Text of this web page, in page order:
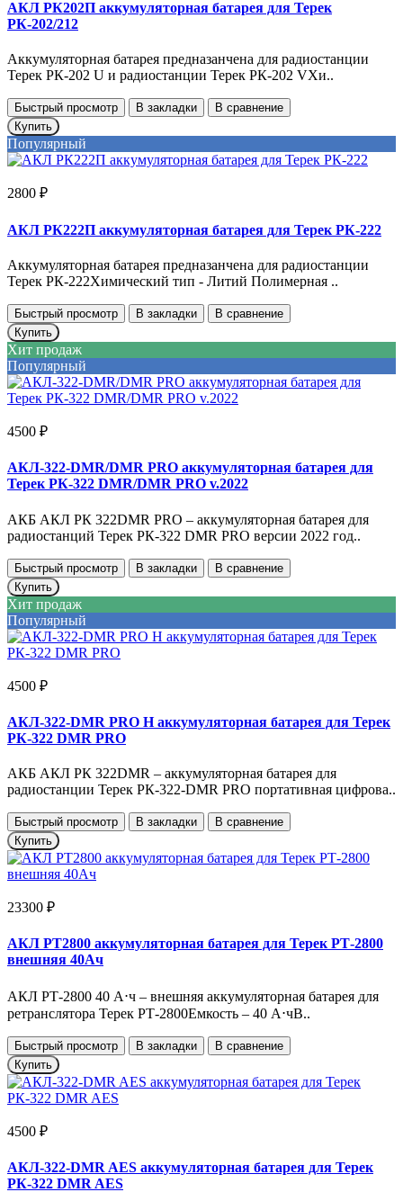
АКЛ РК202П аккумуляторная батарея для Терек
РК-202/212
Аккумуляторная батарея предназанчена для радиостанции
Терек РК-202 U и радиостанции Терек РК-202 VХи..
Быстрый просмотр В закладки
В сравнение
Купить
Популярный
2800 ₽
АКЛ РК222П аккумуляторная батарея для Терек РК-222
Аккумуляторная батарея предназанчена для радиостанции
Терек РК-222Химический тип - Литий Полимерная ..
Быстрый просмотр В закладки
В сравнение
Купить
Хит продаж
Популярный
4500 ₽
АКЛ-322-DMR/DMR PRO аккумуляторная батарея для
Терек РК-322 DMR/DMR PRO v.2022
АКБ АКЛ РК 322DMR PRO – аккумуляторная батарея для
радиостанций Терек РК-322 DMR PRO версии 2022 год..
Быстрый просмотр В закладки
В сравнение
Купить
Хит продаж
Популярный
4500 ₽
АКЛ-322-DMR PRO H аккумуляторная батарея для Терек
РК-322 DMR PRO
АКБ АКЛ РК 322DMR – аккумуляторная батарея для
радиостанции Терек РК-322-DMR PRO портативная цифрова..
Быстрый просмотр В закладки
В сравнение
Купить
23300 ₽
АКЛ РТ2800 аккумуляторная батарея для Терек РТ-2800
внешняя 40Ач
АКЛ РТ-2800 40 А⋅ч – внешняя аккумуляторная батарея для
ретранслятора Терек РТ-2800Емкость – 40 А⋅чВ..
Быстрый просмотр В закладки
В сравнение
Купить
4500 ₽
АКЛ-322-DMR AES аккумуляторная батарея для Терек
РК-322 DMR AES